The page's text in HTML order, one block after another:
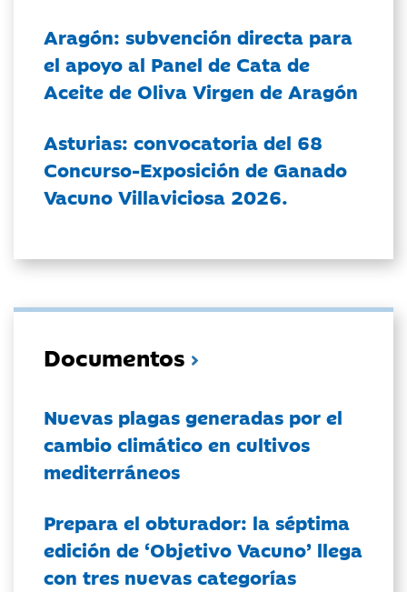
Aragón: subvención directa para
el apoyo al Panel de Cata de
Aceite de Oliva Virgen de Aragón
Asturias: convocatoria del 68
Concurso-Exposición de Ganado
Vacuno Villaviciosa 2026.
Documentos
Nuevas plagas generadas por el
cambio climático en cultivos
mediterráneos
Prepara el obturador: la séptima
edición de ‘Objetivo Vacuno’ llega
con tres nuevas categorías